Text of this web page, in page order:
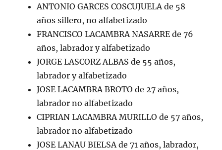
ANTONIO GARCES COSCUJUELA de 58
años sillero, no alfabetizado
FRANCISCO LACAMBRA NASARRE de 76
años, labrador y alfabetizado
JORGE LASCORZ ALBAS de 55 años,
labrador y alfabetizado
JOSE LACAMBRA BROTO de 27 años,
labrador no alfabetizado
CIPRIAN LACAMBRA MURILLO de 57 años,
labrador no alfabetizado
JOSE LANAU BIELSA de 71 años, labrador,